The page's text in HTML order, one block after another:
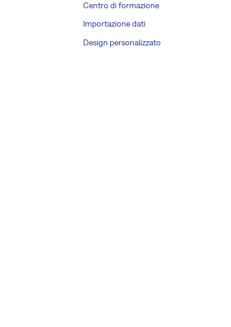
Centro di formazione
Importazione dati
Design personalizzato